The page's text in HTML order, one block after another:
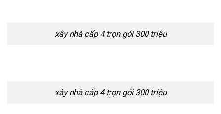
xây nhà cấp 4 trọn gói 300 triệu
xây nhà cấp 4 trọn gói 300 triệu